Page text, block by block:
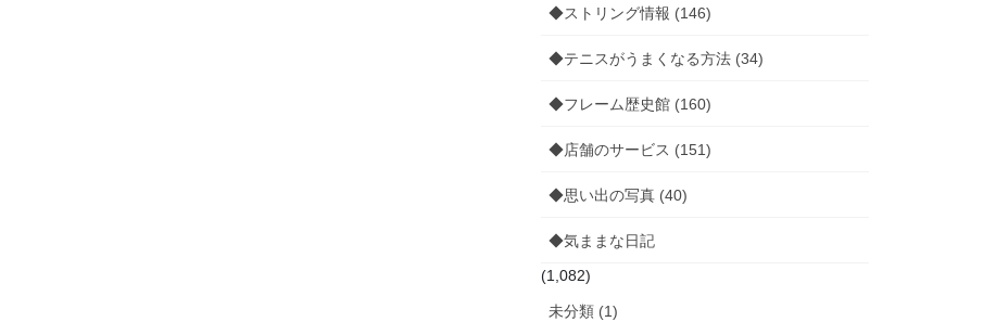
◆ストリング情報 (146)
◆テニスがうまくなる方法 (34)
◆フレーム歴史館 (160)
◆店舗のサービス (151)
◆思い出の写真 (40)
◆気ままな日記
(1,082)
未分類 (1)